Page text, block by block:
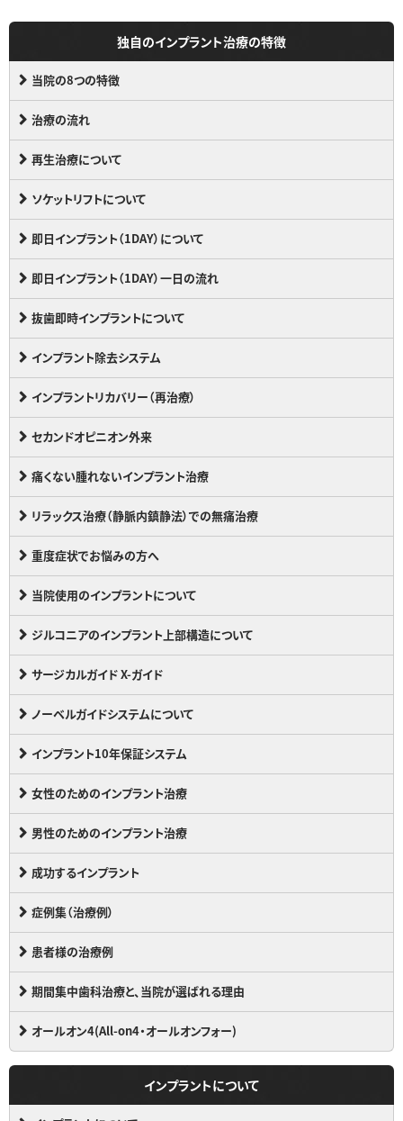
独自のインプラント治療の特徴
当院の8つの特徴
治療の流れ
再生治療について
ソケットリフトについて
即日インプラント（1DAY）について
即日インプラント（1DAY）一日の流れ
抜歯即時インプラントについて
インプラント除去システム
インプラントリカバリー（再治療）
セカンドオピニオン外来
痛くない腫れないインプラント治療
リラックス治療（静脈内鎮静法）での無痛治療
重度症状でお悩みの方へ
当院使用のインプラントについて
ジルコニアのインプラント上部構造について
サージカルガイド X-ガイド
ノーベルガイドシステムについて
インプラント10年保証システム
女性のためのインプラント治療
男性のためのインプラント治療
成功するインプラント
症例集（治療例）
患者様の治療例
期間集中歯科治療と、当院が選ばれる理由
オールオン4(All-on4・オールオンフォー)
インプラントについて